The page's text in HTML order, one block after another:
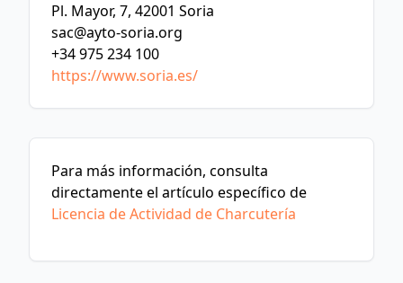
Pl. Mayor, 7, 42001 Soria
sac@ayto-soria.org
+34 975 234 100
https://www.soria.es/
Para más información, consulta
directamente el artículo específico de
Licencia de Actividad de Charcutería